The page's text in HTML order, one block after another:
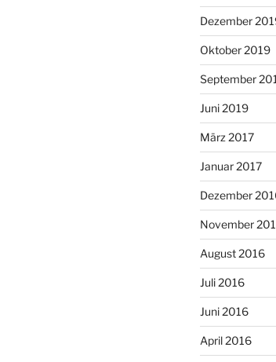
Dezember
Oktober 2019
September
Juni 2019
März 2017
Januar 2017
Dezember
November
August 2016
Juli 2016
Juni 2016
April 2016